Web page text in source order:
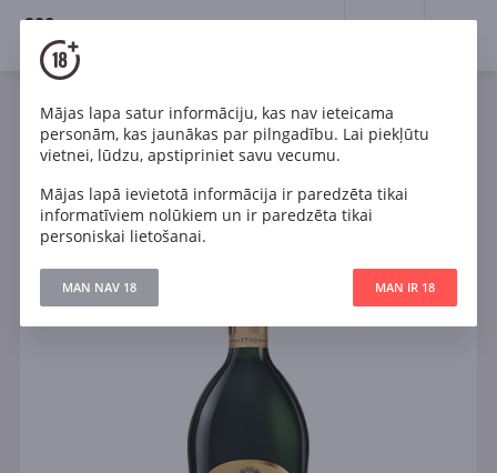
18+
Dzirkstošais Balts Sauss
Francija
Ruinart Brut 0.375l
Mājas lapa satur informāciju, kas nav ieteicama
personām, kas jaunākas par pilngadību. Lai piekļūtu
vietnei, lūdzu, apstipriniet savu vecumu.
Mājas lapā ievietotā informācija ir paredzēta tikai
informatīviem nolūkiem un ir paredzēta tikai
personiskai lietošanai.
MAN NAV 18 MAN IR 18